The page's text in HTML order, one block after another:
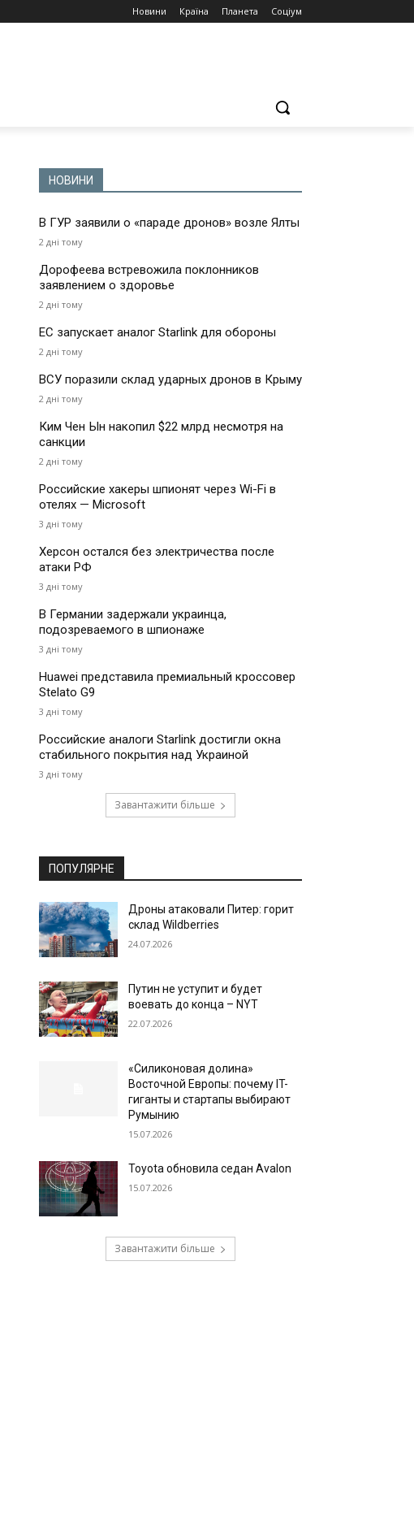
Новини Країна Планета Соціум
НОВИНИ
В ГУР заявили о «параде дронов» возле Ялты
2 дні тому
Дорофеева встревожила поклонников
заявлением о здоровье
2 дні тому
ЕС запускает аналог Starlink для обороны
2 дні тому
ВСУ поразили склад ударных дронов в Крыму
2 дні тому
Ким Чен Ын накопил $22 млрд несмотря на
санкции
2 дні тому
Российские хакеры шпионят через Wi-Fi в
отелях — Microsoft
3 дні тому
Херсон остался без электричества после
атаки РФ
3 дні тому
В Германии задержали украинца,
подозреваемого в шпионаже
3 дні тому
Huawei представила премиальный кроссовер
Stelato G9
3 дні тому
Российские аналоги Starlink достигли окна
стабильного покрытия над Украиной
3 дні тому
Завантажити більше
ПОПУЛЯРНЕ
Дроны атаковали Питер: горит
склад Wildberries
24.07.2026
Путин не уступит и будет
воевать до конца – NYT
22.07.2026
«Силиконовая долина»
Восточной Европы: почему IT-
гиганты и стартапы выбирают
Румынию
15.07.2026
Toyota обновила седан Avalon
15.07.2026
Завантажити більше